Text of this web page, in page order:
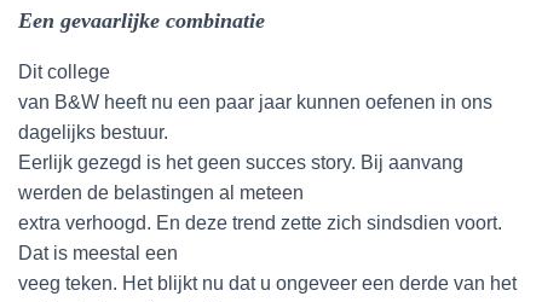
Een gevaarlijke combinatie
Dit college
van B&W heeft nu een paar jaar kunnen oefenen in ons
dagelijks bestuur.
Eerlijk gezegd is het geen succes story. Bij aanvang
werden de belastingen al meteen
extra verhoogd. En deze trend zette zich sindsdien voort.
Dat is meestal een
veeg teken. Het blijkt nu dat u ongeveer een derde van het